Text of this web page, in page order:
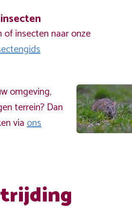
of insecten naar onze
omgeving,
terrein? Dan
viaons